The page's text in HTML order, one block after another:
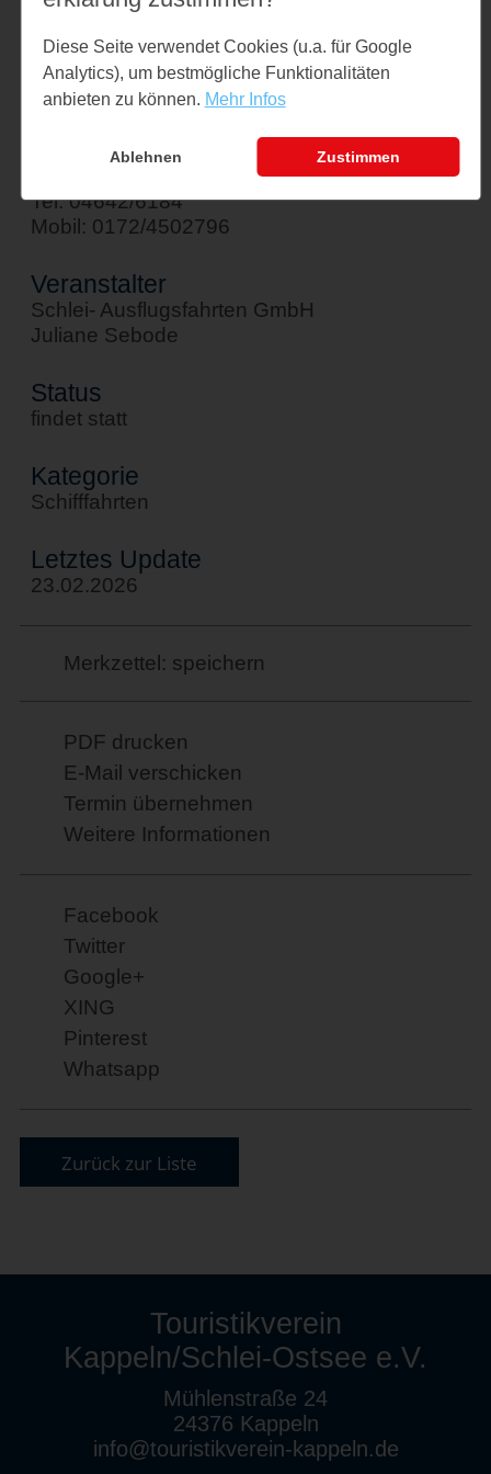
24376 Kappeln
↪ Google Maps öffnen
Kontakt
sebode@schlei-ausflugsfahrten.de
Tel: 04642/6184
Mobil: 0172/4502796
Veranstalter
Schlei- Ausflugsfahrten GmbH
Juliane Sebode
Status
findet statt
Kategorie
Schifffahrten
Letztes Update
23.02.2026
Merkzettel: speichern
PDF drucken
E-Mail verschicken
Termin übernehmen
Weitere Informationen
Facebook
Twitter
Google+
XING
Pinterest
Whatsapp
Zurück zur Liste
Touristikverein
Kappeln/Schlei-Ostsee e.V.
Mühlenstraße 24
24376 Kappeln
info@touristikverein-kappeln.de
Diese Seite verwendet Cookies (u.a. für Google
Analytics), um bestmögliche Funktionalitäten
anbieten zu können. Mehr Infos
Ablehnen Zustimmen